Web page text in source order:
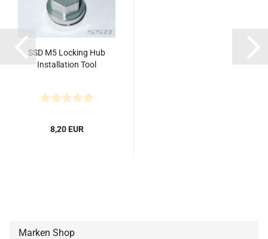
SSD M5 Locking Hub
Installation Tool
8,20 EUR
Marken Shop